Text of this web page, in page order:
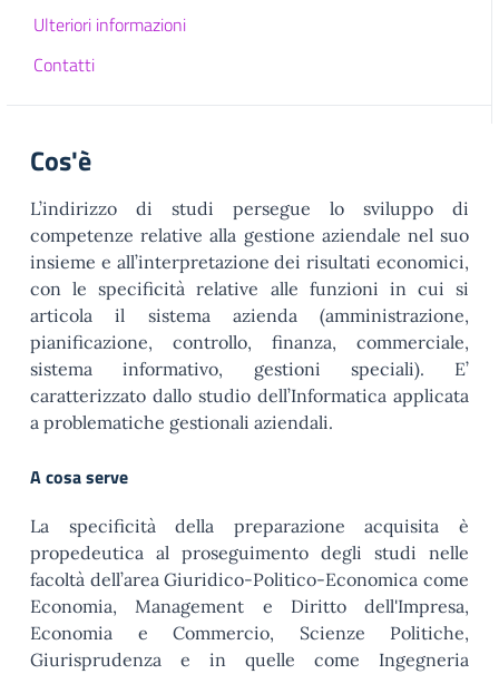
Ulteriori informazioni
Contatti
Cos'è
L’indirizzo di studi persegue lo sviluppo di
competenze relative alla gestione aziendale nel suo
insieme e all’interpretazione dei risultati economici,
con le specificità relative alle funzioni in cui si
articola il sistema azienda (amministrazione,
pianificazione, controllo, finanza, commerciale,
sistema informativo, gestioni speciali). E’
caratterizzato dallo studio dell’Informatica applicata
a problematiche gestionali aziendali.
A cosa serve
La specificità della preparazione acquisita è
propedeutica al proseguimento degli studi nelle
facoltà dell’area Giuridico-Politico-Economica come
Economia, Management e Diritto dell'Impresa,
Economia e Commercio, Scienze Politiche,
Giurisprudenza e in quelle come Ingegneria